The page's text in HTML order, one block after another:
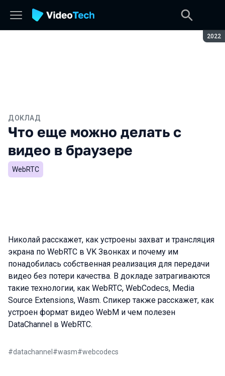
2022
ДОКЛАД
Что еще можно делать с
видео в браузере
WebRTC
Николай расскажет, как устроены захват и трансляция
экрана по WebRTC в VK Звонках и почему им
понадобилась собственная реализация для передачи
видео без потери качества. В докладе затрагиваются
такие технологии, как WebRTC, WebCodecs, Media
Source Extensions, Wasm. Спикер также расскажет, как
устроен формат видео WebM и чем полезен
DataChannel в WebRTC.
#datachannel #wasm#webcodecs